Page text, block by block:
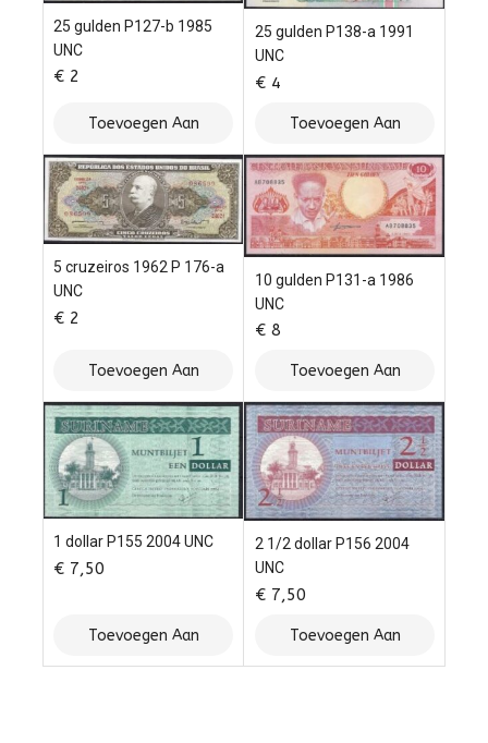
25 gulden P127-b 1985
UNC
€ 2
Toevoegen Aan
Winkelwagen
25 gulden P138-a 1991
UNC
€ 4
Toevoegen Aan
Winkelwagen
5 cruzeiros 1962 P 176-a
UNC
€ 2
Toevoegen Aan
Winkelwagen
10 gulden P131-a 1986
UNC
€ 8
Toevoegen Aan
Winkelwagen
1 dollar P155 2004 UNC
€ 7,50
Toevoegen Aan
Winkelwagen
2 1/2 dollar P156 2004
UNC
€ 7,50
Toevoegen Aan
Winkelwagen